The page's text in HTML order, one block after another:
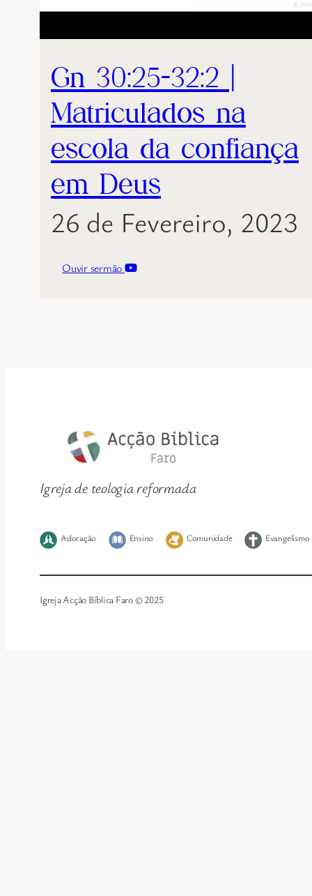
Gn 30:25-32:2 |
Matriculados na
escola da confiança
em Deus
26 de Fevereiro, 2023
Ouvir sermão
Igreja de teologia reformada
Adoração Ensino Comunidade Evangelismo
Igreja Acção Bíblica Faro © 2025